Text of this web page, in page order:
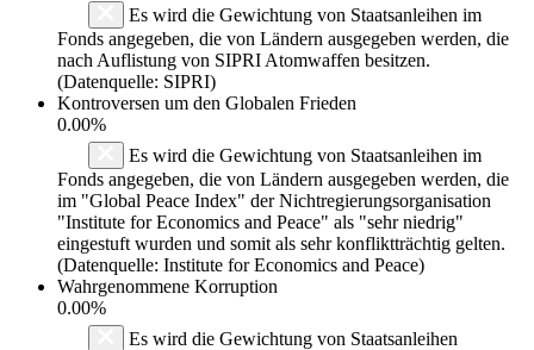
Es wird die Gewichtung von Staatsanleihen im
Fonds angegeben, die von Ländern ausgegeben werden, die
nach Auflistung von SIPRI Atomwaffen besitzen.
(Datenquelle: SIPRI)
Kontroversen um den Globalen Frieden
0.00%
Es wird die Gewichtung von Staatsanleihen im
Fonds angegeben, die von Ländern ausgegeben werden, die
im "Global Peace Index" der Nichtregierungsorganisation
"Institute for Economics and Peace" als "sehr niedrig"
eingestuft wurden und somit als sehr konfliktträchtig gelten.
(Datenquelle: Institute for Economics and Peace)
Wahrgenommene Korruption
0.00%
Es wird die Gewichtung von Staatsanleihen